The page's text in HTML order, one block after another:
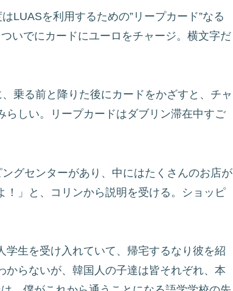
LUASを利用するための”リープカード”なる
いでにカードにユーロをチャージ。横文字だ
乗る前と降りた後にカードをかざすと、チャ
しい。リープカードはダブリン滞在中すご
グセンターがあり、中にはたくさんのお店が
！」と、コリンから説明を受ける。ショッピ
生を受け入れていて、帰宅するなり彼を紹
らないが、韓国人の子達は皆それぞれ、本